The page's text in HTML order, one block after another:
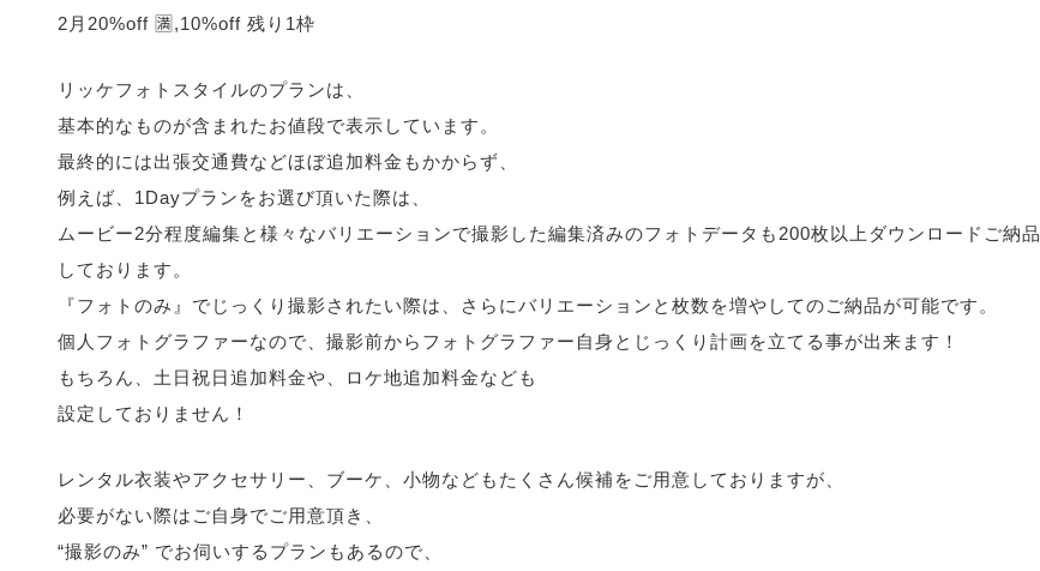
2月20%off 🈵,10%off 残り1枠
リッケフォトスタイルのプランは、
基本的なものが含まれたお値段で表示しています。
最終的には出張交通費などほぼ追加料金もかからず、
例えば、1Dayプランをお選び頂いた際は、
ムービー2分程度編集と様々なバリエーションで撮影した編集済みのフォトデータも200枚以上ダウンロードご納品
しております。
『フォトのみ』でじっくり撮影されたい際は、さらにバリエーションと枚数を増やしてのご納品が可能です。
個人フォトグラファーなので、撮影前からフォトグラファー自身とじっくり計画を立てる事が出来ます！
もちろん、土日祝日追加料金や、ロケ地追加料金なども
設定しておりません！
レンタル衣装やアクセサリー、ブーケ、小物などもたくさん候補をご用意しておりますが、
必要がない際はご自身でご用意頂き、
“撮影のみ” でお伺いするプランもあるので、